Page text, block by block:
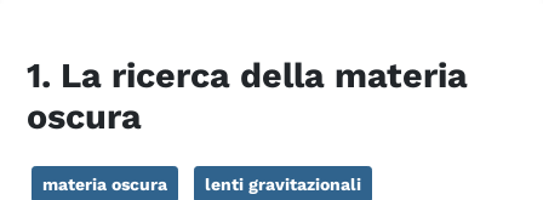
1. La ricerca della materia
oscura
materia oscura lenti gravitazionali